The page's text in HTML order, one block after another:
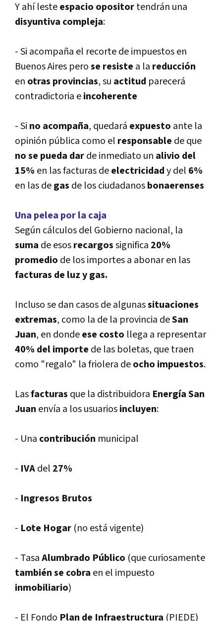
Y ahí­ lesteespacio opositortendrán una
disyuntiva compleja:
- Si acompaña el recorte de impuestos en
Buenos Aires perose resiste a la reducción
en otras provincias, su actitud parecerá
contradictoria eincoherente
- Si no acompaña, quedará expuesto ante la
opinión pública como el responsable de que
no se pueda darde inmediato un alivio del
15% en las facturas deelectricidady del 6%
en las degas de los ciudadanosbonaerenses
Una pelea por la caja
Según cálculos del Gobierno nacional, la
suma de esosrecargossignifica 20%
promedio de los importes a abonar en las
facturas de luz y gas.
Incluso se dan casos de algunassituaciones
extremas, como la de la provincia deSan
Juan, en dondeese costo llega a representar
40% del importe de las boletas, que traen
como "regalo" la friolera deocho impuestos.
Lasfacturas que la distribuidora Energí­a San
Juan enví­a a los usuariosincluyen:
- Una contribución municipal
- IVAdel 27%
- Ingresos Brutos
- Lote Hogar (no está vigente)
- TasaAlumbrado Público (que curiosamente
también se cobra en el impuesto
inmobiliario)
- El Fondo Plan de Infraestructura (PIEDE)